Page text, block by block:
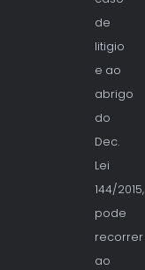
de
litigio
e ao
abrigo
do
Dec.
Lei
144/2015,
pode
recorrer
ao